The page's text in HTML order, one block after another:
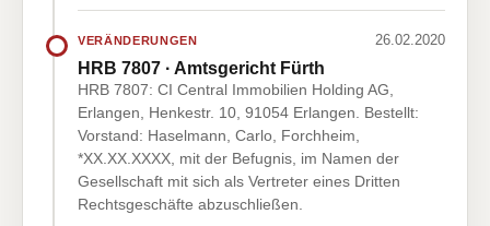
VERÄNDERUNGEN 26.02.2020
HRB 7807 · Amtsgericht Fürth
HRB 7807: CI Central Immobilien Holding AG,
Erlangen, Henkestr. 10, 91054 Erlangen. Bestellt:
Vorstand: Haselmann, Carlo, Forchheim,
*XX.XX.XXXX, mit der Befugnis, im Namen der
Gesellschaft mit sich als Vertreter eines Dritten
Rechtsgeschäfte abzuschließen.